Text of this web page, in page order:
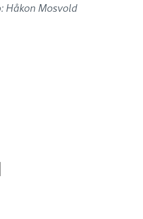
Håkon Mosvold